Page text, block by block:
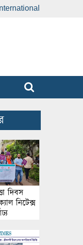
International
দিবস
নিটেক্স